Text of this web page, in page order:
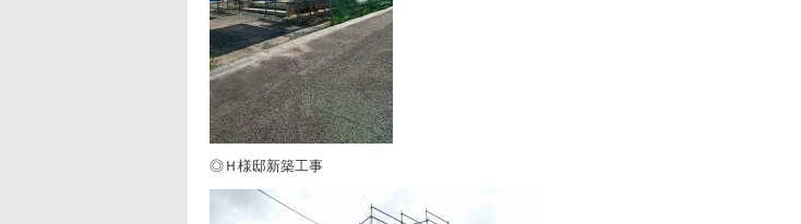
◎Ｈ様邸新築工事